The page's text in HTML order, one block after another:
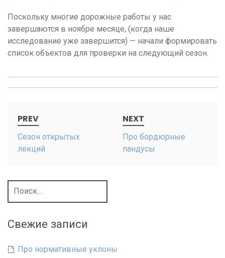
Поскольку многие дорожные работы у нас
завершаются в ноябре месяце, (когда наше
исследование уже завершится) — начали формировать
список объектов для проверки на следующий сезон.
navigation
PREV
Сезон открытых
лекций
NEXT
Про бордюрные
пандусы
Найти:
Свежие записи
Про нормативные уклоны